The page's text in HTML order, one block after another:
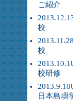
ご紹介
校
校
校研修
日本島